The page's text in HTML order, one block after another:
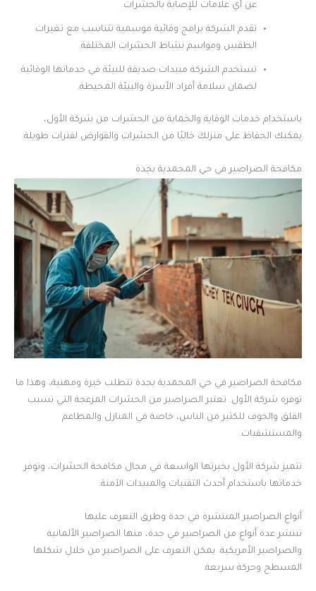
عن أي علامات للإصابة بالحشرات.
تقدم الشركة برامج وقائية موسمية تتناسب مع تغيرات
الطقس ومواسم نشاط الحشرات المختلفة.
تستخدم الشركة مبيدات صديقة للبيئة في خدماتها الوقائية
لضمان سلامة أفراد الأسرة والبيئة المحيطة.
باستخدام خدمات الوقاية والحماية من الحشرات من شركة الأول،
يمكنك الحفاظ على منزلك خاليًا من الحشرات والقوارض لفترات طويلة.
مكافحة الصراصير في حي المحمدية بجدة
مكافحة الصراصير في حي المحمدية بجدة تتطلب خبرة ومهنية، وهذا ما
توفره شركة الأول. تعتبر الصراصير من الحشرات المزعجة التي تسبب
القلق والخوف للكثير من الناس، خاصة في المنازل والمطاعم
والمستشفيات.
تتميز شركة الأول بخبرتها الواسعة في مجال مكافحة الحشرات، وتوفر
خدماتها باستخدام أحدث التقنيات والمبيدات الآمنة.
أنواع الصراصير المنتشرة في جدة وطرق التعرف عليها
تنتشر عدة أنواع من الصراصير في جدة، منها الصراصير الألمانية
والصراصير الأمريكية. يمكن التعرف على الصراصير من خلال شكلها
المسطح وحركة سريعة.